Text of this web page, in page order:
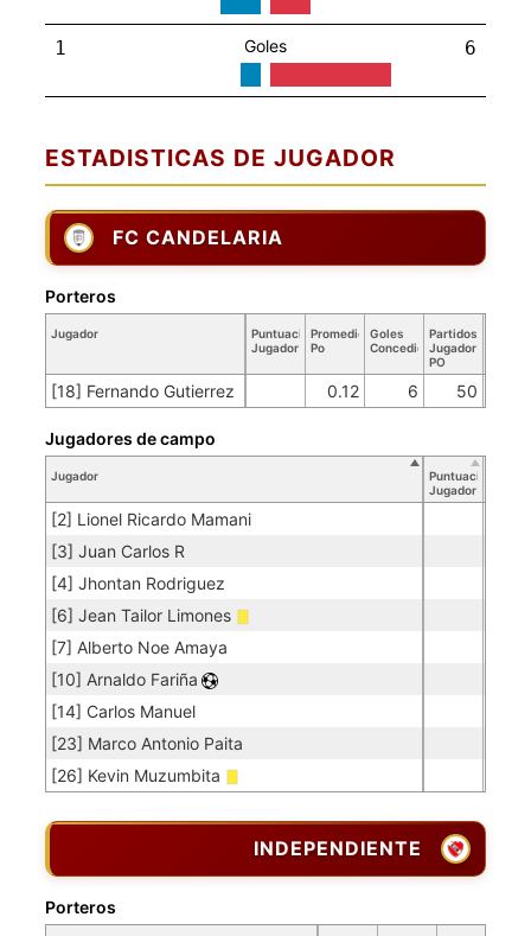
1 Goles 6
ESTADISTICAS DE JUGADOR
FC CANDELARIA
Jugador
Puntuación
Jugador
Promedio
Po
Goles
Concedidos
Partidos
Jugador
PO
[18] Fernando Gutierrez 0.12 6 50
Porteros
Jugador
Puntuación
Jugador
[2] Lionel Ricardo Mamani
[3] Juan Carlos R
[4] Jhontan Rodriguez
[6] Jean Tailor Limones
[7] Alberto Noe Amaya
[10] Arnaldo Fariña
[14] Carlos Manuel
[23] Marco Antonio Paita
[26] Kevin Muzumbita
Jugadores de campo
INDEPENDIENTE
Porteros